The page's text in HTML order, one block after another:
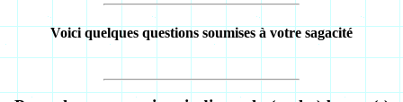
Voici quelques questions soumises à votre sagacité